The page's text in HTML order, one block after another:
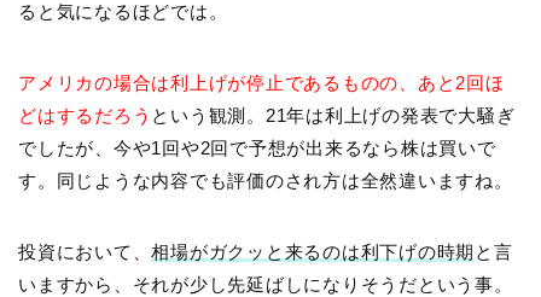
ると気になるほどでは。
アメリカの場合は利上げが停止であるものの、あと2回ほ
どはするだろう という観測。21年は利上げの発表で大騒ぎ
でしたが、今や1回や2回で予想が出来るなら株は買いで
す。同じような内容でも評価のされ方は全然違いますね。
投資において、相場がガクッと来るのは利下げの時期 と言
いますから、それが少し先延ばしになりそうだという事。